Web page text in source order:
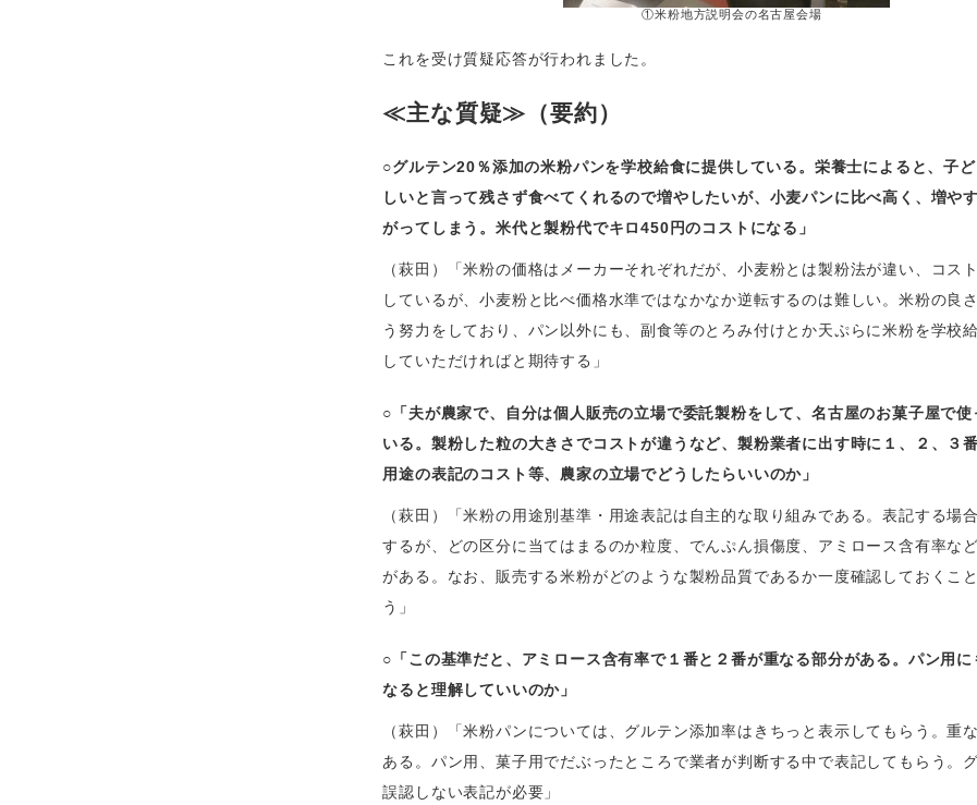
①米粉地方説明会の名古屋会場
これを受け質疑応答が行われました。
≪主な質疑≫（要約）
○グルテン20％添加の米粉パンを学校給食に提供している。栄養士によると、子
しいと言って残さず食べてくれるので増やしたいが、小麦パンに比べ高く、増や
がってしまう。米代と製粉代でキロ450円のコストになる」
（萩田）「米粉の価格はメーカーそれぞれだが、小麦粉とは製粉法が違い、コス
しているが、小麦粉と比べ価格水準ではなかなか逆転するのは難しい。米粉の良
う努力をしており、パン以外にも、副食等のとろみ付けとか天ぷらに米粉を学校
していただければと期待する」
○「夫が農家で、自分は個人販売の立場で委託製粉をして、名古屋のお菓子屋で使
いる。製粉した粒の大きさでコストが違うなど、製粉業者に出す時に１、２、３
用途の表記のコスト等、農家の立場でどうしたらいいのか」
（萩田）「米粉の用途別基準・用途表記は自主的な取り組みである。表記する場
するが、どの区分に当てはまるのか粒度、でんぷん損傷度、アミロース含有率な
がある。なお、販売する米粉がどのような製粉品質であるか一度確認しておくこ
う」
○「この基準だと、アミロース含有率で１番と２番が重なる部分がある。パン用に
なると理解していいのか」
（萩田）「米粉パンについては、グルテン添加率はきちっと表示してもらう。重
ある。パン用、菓子用でだぶったところで業者が判断する中で表記してもらう。
誤認しない表記が必要」